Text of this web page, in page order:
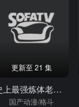
更新至 21 集
史上最强炼体老祖·动态漫
国产动漫/格斗